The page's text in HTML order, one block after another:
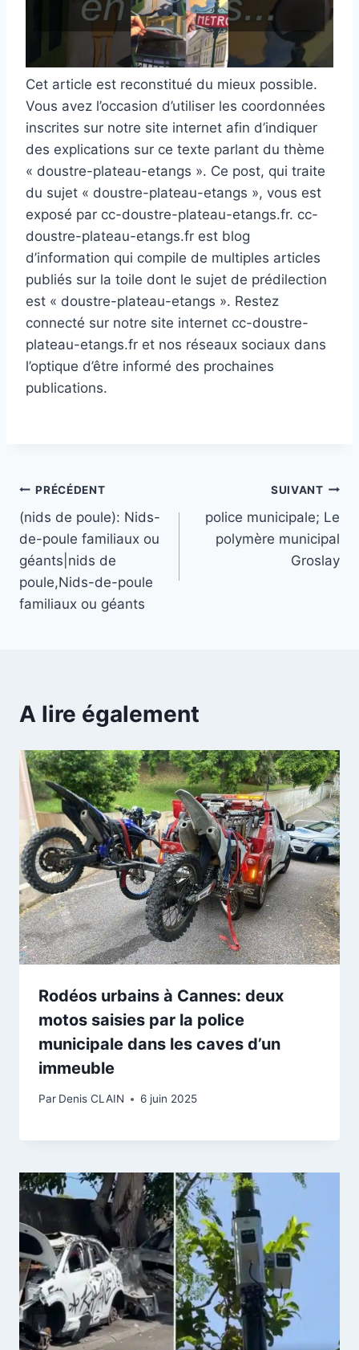
Cet article est reconstitué du mieux possible.
Vous avez l’occasion d’utiliser les coordonnées
inscrites sur notre site internet afin d’indiquer
des explications sur ce texte parlant du thème
« doustre-plateau-etangs ». Ce post, qui traite
du sujet « doustre-plateau-etangs », vous est
exposé par cc-doustre-plateau-etangs.fr. cc-
doustre-plateau-etangs.fr est blog
d’information qui compile de multiples articles
publiés sur la toile dont le sujet de prédilection
est « doustre-plateau-etangs ». Restez
connecté sur notre site internet cc-doustre-
plateau-etangs.fr et nos réseaux sociaux dans
l’optique d’être informé des prochaines
publications.
Navigation
de
l’article
PRÉCÉDENT
(nids de poule): Nids-
de-poule familiaux ou
géants|nids de
poule,Nids-de-poule
familiaux ou géants
SUIVANT
police municipale; Le
polymère municipal
Groslay
A lire également
Rodéos urbains à Cannes: deux
motos saisies par la police
municipale dans les caves d’un
immeuble
Par Denis CLAIN 6 juin 2025